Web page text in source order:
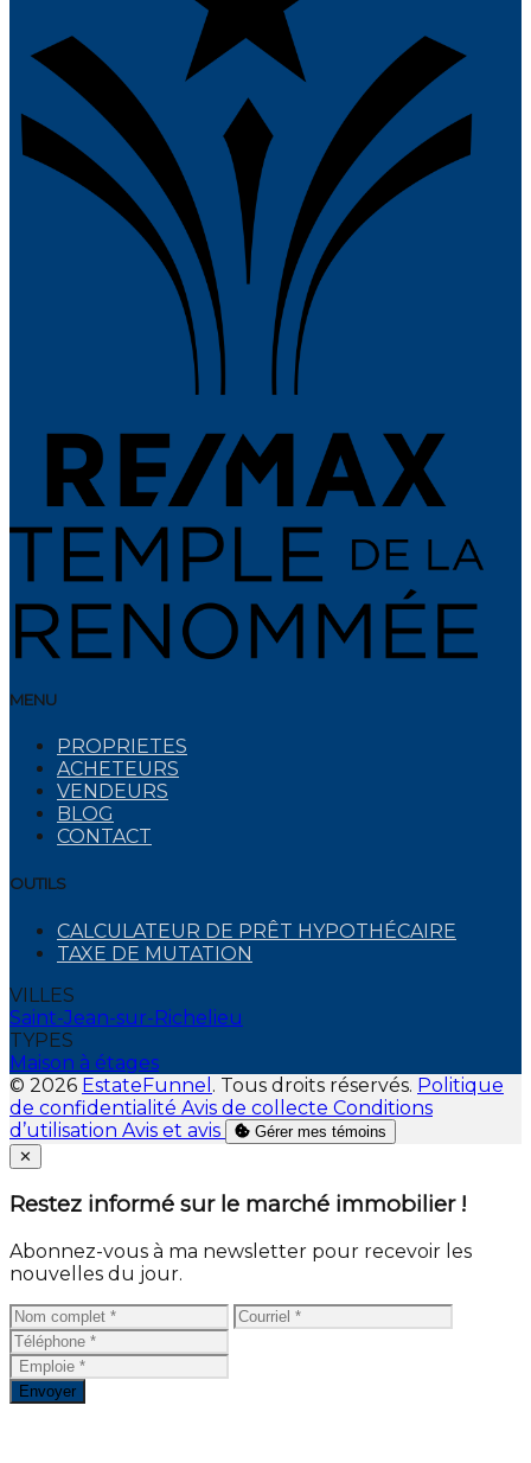
MENU
PROPRIETES
ACHETEURS
VENDEURS
BLOG
CONTACT
OUTILS
CALCULATEUR DE PRÊT HYPOTHÉCAIRE
TAXE DE MUTATION
VILLES
Saint-Jean-sur-Richelieu
TYPES
Maison à étages
© 2026 EstateFunnel . Tous droits réservés. Politique
de confidentialité Avis de collecte Conditions
d’utilisation Avis et avis
Gérer mes témoins
Close
✕
Restez informé sur le marché immobilier !
Abonnez-vous à ma newsletter pour recevoir les
nouvelles du jour.
Envoyer